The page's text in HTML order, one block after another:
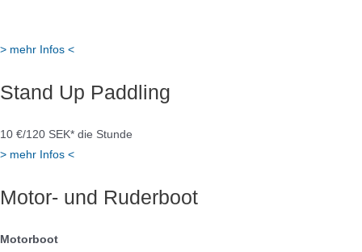
> mehr Infos <
Stand Up Paddling
10 €/120 SEK* die Stunde
> mehr Infos <
Motor- und Ruderboot
Motorboot